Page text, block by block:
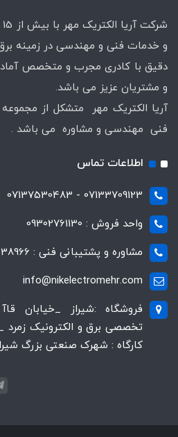
و خدمات فنی و مهندسی در زمینه برق
دقیق با کادری مجرب و متخصص
و مشتریان عزیز می باشد.
آریا الکتریک مهر متشکل از
فنی مهندسی و مشاوره می باشد .
اطلاعات تماس
07133709123 - 07137530483
واحد فروش : 09302761130
مشاوره و پشتیبانی فنی : 09177038966
info@nikelectromehr.com
فروشگاه :شیراز _خیابان
کارگاه : شهرک صنعتی بزرگ